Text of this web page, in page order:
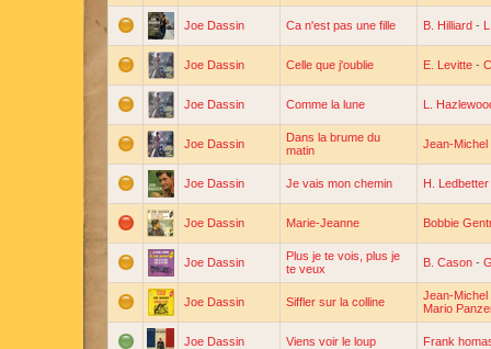
Joe Dassin Ca n'est pas une fille B. Hilliard -
Joe Dassin Celle que j'oublie E. Levitte -
Joe Dassin Comme la lune L.
Joe Dassin
Dans la brume du
matin
Jean-Michel
Joe Dassin Je vais mon chemin H. Ledbetter
Joe Dassin Marie-Jeanne Bobbie
Joe Dassin
Plus je te vois, plus je
te veux
B. Cason -
Joe Dassin Siffler sur la colline
Jean-Michel
Mario
Joe Dassin Viens voir le loup Frank